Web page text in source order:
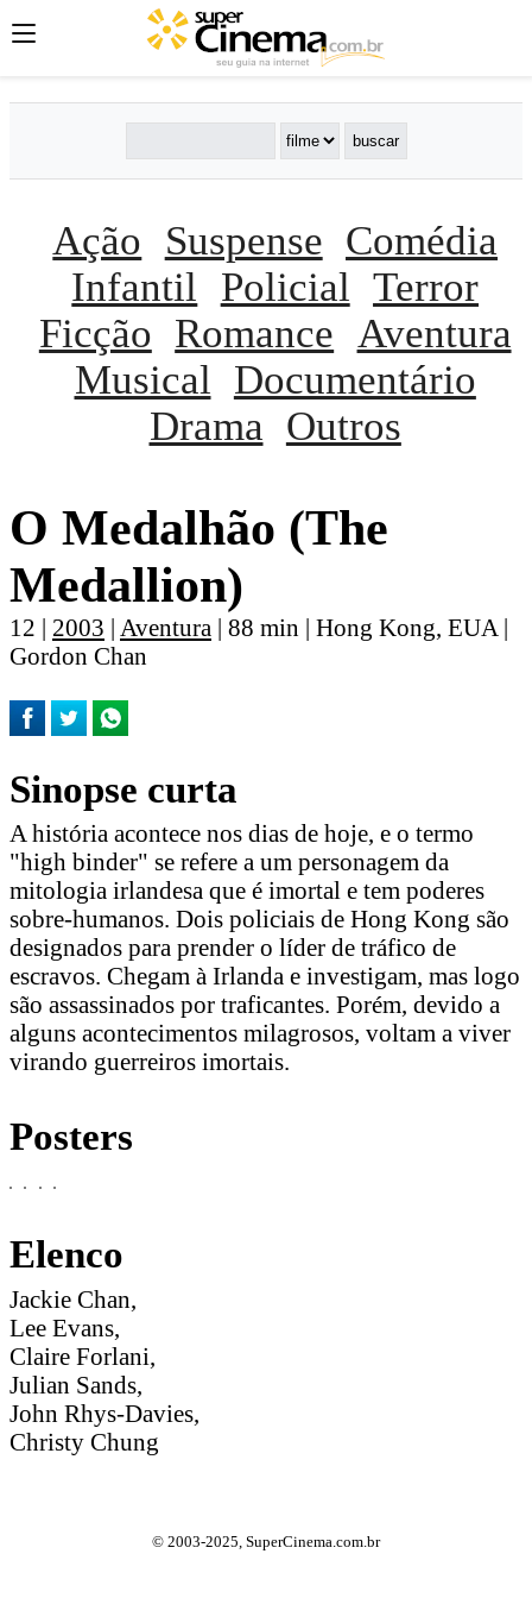
Ação Suspense Comédia
Infantil
Policial Terror
Ficção Romance Aventura
Musical
Documentário
Drama Outros
O Medalhão (The
Medallion)
12 | 2003 | Aventura | 88 min | Hong Kong, EUA |
Gordon Chan
Sinopse curta
A história acontece nos dias de hoje, e o termo
"high binder" se refere a um personagem da
mitologia irlandesa que é imortal e tem poderes
sobre-humanos. Dois policiais de Hong Kong são
designados para prender o líder de tráfico de
escravos. Chegam à Irlanda e investigam, mas logo
são assassinados por traficantes. Porém, devido a
alguns acontecimentos milagrosos, voltam a viver
virando guerreiros imortais.
Posters
Elenco
Jackie Chan,
Lee Evans,
Claire Forlani,
Julian Sands,
John Rhys-Davies,
Christy Chung
© 2003-2025, SuperCinema.com.br